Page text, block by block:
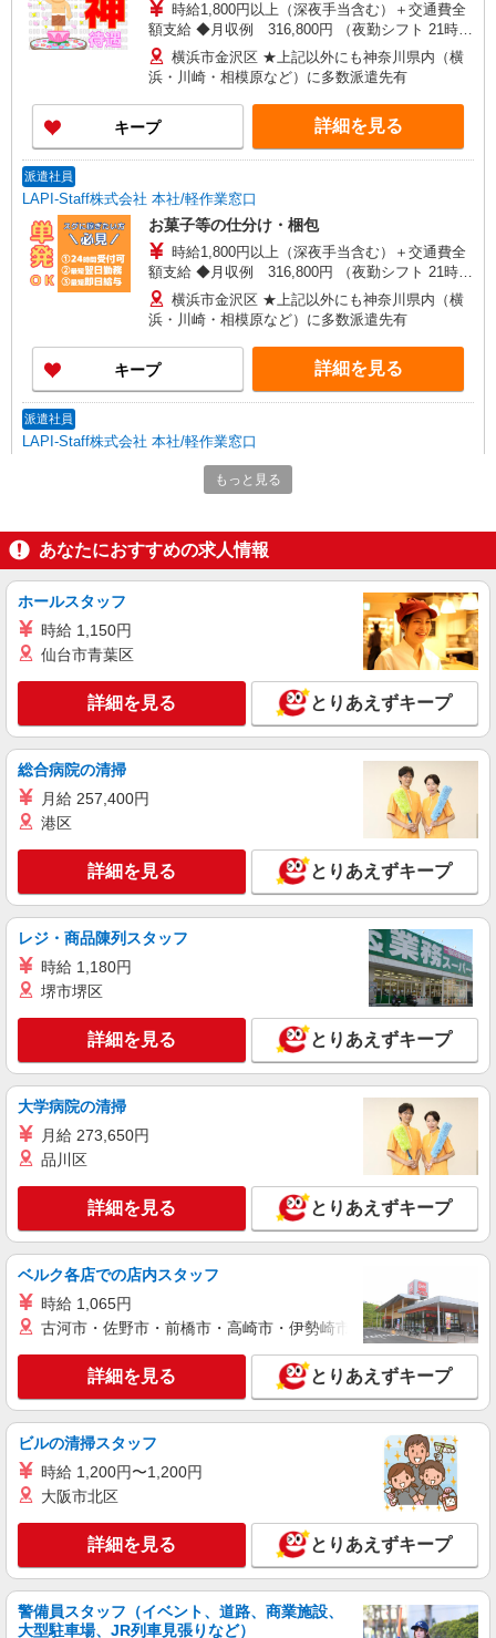
時給1,800円以上（深夜手当含む）＋交通費全
額支給 ◆月収例 316,800円 （夜勤シフト 21時〜
翌6時 週5日勤務の場合） 時給1,800円×8h×22日勤
務
横浜市金沢区 ★上記以外にも神奈川県内（横
浜・川崎・相模原など）に多数派遣先有
キープ 詳細を見る
派遣社員
LAPI-Staff株式会社 本社/軽作業窓口
お菓子等の仕分け・梱包
時給1,800円以上（深夜手当含む）＋交通費全
額支給 ◆月収例 316,800円 （夜勤シフト 21時〜
翌6時 週5日勤務の場合） 時給1,800円×8h×22日勤
務
横浜市金沢区 ★上記以外にも神奈川県内（横
浜・川崎・相模原など）に多数派遣先有
キープ 詳細を見る
派遣社員
LAPI-Staff株式会社 本社/軽作業窓口
製菓用品のシール貼り、仕分け、梱包
時給1,400円以上＋交通費全額支給 ※夜勤は時
246,400円 （日勤シフト10時〜19時 週5日勤務の
場合） 時給1,400円×8h×22日勤務
横浜市金沢区 ★上記以外にも神奈川県内（横
浜・川崎・相模原など）に多数派遣先有
キープ 詳細を見る
派遣社員
LAPI-Staff株式会社 本社/軽作業窓口
おもちゃ・玩具の袋詰め・検品など
時給1,400円以上＋交通費全額支給 ※夜勤は時
246,400円 （日勤シフト10時〜19時 週5日勤務の
場合） 時給1,400円×8h×22日勤務
横浜市金沢区 ★上記以外にも神奈川県内（横
浜・川崎・相模原など）に多数派遣先有
キープ 詳細を見る
派遣社員
LAPI-Staff株式会社 本社/軽作業窓口
お菓子やスイーツなどの包装や梱包作業
時給1,400円以上＋交通費全額支給 ※夜勤は時
246,400円 （日勤シフト10時〜19時 週5日勤務の
場合） 時給1,400円×8h×22日勤務 ◆月収例
316,800円 （夜勤シフト 21時〜翌6時 週5日勤務の
場合） 時給1,800円×8h×22日勤務
横浜市金沢区 ★上記以外にも神奈川県内（横
浜・川崎・相模原など）に多数派遣先有
キープ 詳細を見る
派遣社員
LAPI-Staff株式会社 本社/軽作業窓口
プレゼントの仕分け作業など
時給1,800円以上（深夜手当含む）＋交通費全
額支給 ◆月収例 316,800円 （夜勤シフト 21時〜
務
横浜市金沢区 ★上記以外にも神奈川県内（横
浜・川崎・相模原など）に多数派遣先有
キープ 詳細を見る
LAPI-Staff株式会社 本社/軽作業窓口
ゲーム等の包装・仕分け
時給1,800円以上（深夜手当含む）＋交通費全
額支給 ◆月収例 316,800円 （夜勤シフト 21時〜
翌6時 週5日勤務の場合） 時給1,800円×8h×22日勤
務
横浜市金沢区 ★上記以外にも神奈川県内（横
浜・川崎・相模原など）に多数派遣先有
キープ 詳細を見る
派遣社員
もっと見る
あなたにおすすめの求人情報
ホールスタッフ
時給 1,150円
仙台市青葉区
詳細を見る とりあえずキープ
総合病院の清掃
月給 257,400円
港区
詳細を見る とりあえずキープ
レジ・商品陳列スタッフ
時給 1,180円
堺市堺区
詳細を見る とりあえずキープ
大学病院の清掃
月給 273,650円
品川区
詳細を見る とりあえずキープ
ベルク各店での店内スタッフ
時給 1,065円
古河市・佐野市・前橋市・高崎市・伊勢崎市・太田市・館林市
詳細を見る とりあえずキープ
ビルの清掃スタッフ
時給 1,200円〜1,200円
大阪市北区
詳細を見る とりあえずキープ
警備員スタッフ（イベント、道路、商業施設、
大型駐車場、JR列車見張りなど）